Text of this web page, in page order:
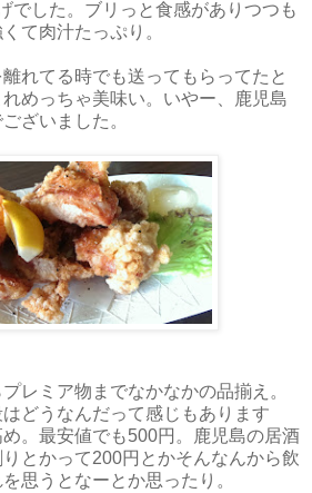
でした。ブリっと食感がありつつも
て肉汁たっぷり。
れてる時でも送ってもらってたと
めっちゃ美味い。いやー、鹿児島
ざいました。
レミア物までなかなかの品揃え。
どうなんだって感じもあります
。最安値でも500円。鹿児島の居酒
とかって200円とかそんなんから飲
思うとなーとか思ったり。